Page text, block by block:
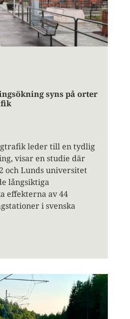
syns på orter
leder till en tydlig
visar en studie där
och Lunds universitet
långsiktiga
effekterna av 44
i svenska